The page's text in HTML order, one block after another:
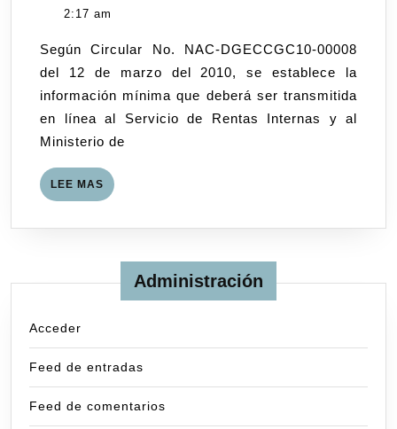
que
desarrollen
actividades
de
casinos
2:17 am
Según Circular No. NAC-DGECCGC10-00008
del 12 de marzo del 2010, se establece la
información mínima que deberá ser transmitida
en línea al Servicio de Rentas Internas y al
Ministerio de
LEE MAS LEE
MAS
Administración
Acceder
Feed de entradas
Feed de comentarios